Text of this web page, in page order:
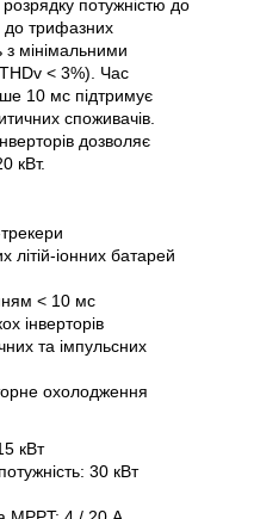
потужністю до
до трифазних
мінімальними
< 3%). Час
10 мс підтримує
споживачів.
дозволяє
кВт.
літій-іонних батарей
< 10 мс
інверторів
та імпульсних
охолодження
кВт
30 кВт